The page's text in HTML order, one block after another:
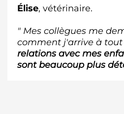
Élise, vétérinaire.
" Mes collègues me
comment j'arrive à tout
relations avec mes
sont beaucoup plus